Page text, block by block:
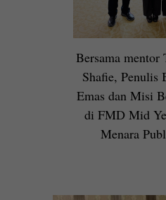
Bersama
Shafie, Penulis
Emas dan Misi
di FMD Mid
Menara